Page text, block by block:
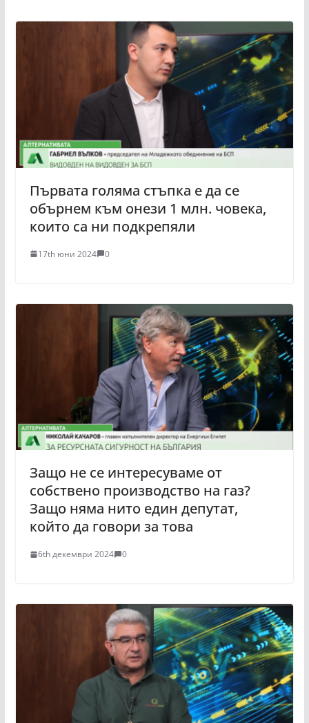
Първата голяма стъпка е да се
обърнем към онези 1 млн. човека,
които са ни подкрепяли
17th юни 2024 0
Защо не се интересуваме от
собствено производство на газ?
Защо няма нито един депутат,
който да говори за това
6th декември 2024 0